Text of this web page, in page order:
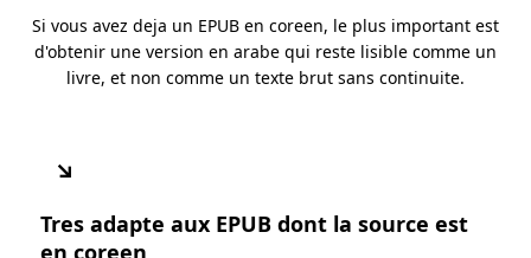
Si vous avez deja un EPUB en coreen, le plus important est
d'obtenir une version en arabe qui reste lisible comme un
livre, et non comme un texte brut sans continuite.
↘
Tres adapte aux EPUB dont la source est
en coreen